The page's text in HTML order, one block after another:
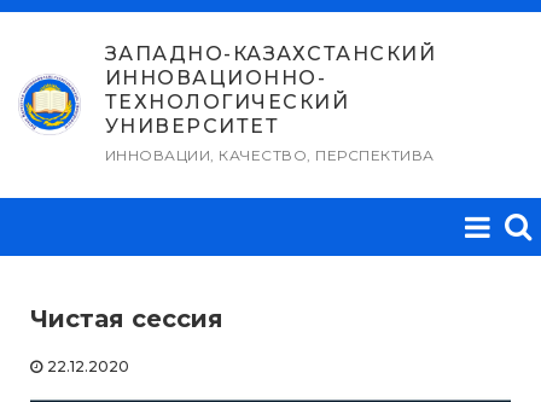
Перейти
содержимому
ЗАПАДНО-КАЗАХСТАНСКИЙ
ИННОВАЦИОННО-
ТЕХНОЛОГИЧЕСКИЙ
УНИВЕРСИТЕТ
ИННОВАЦИИ, КАЧЕСТВО, ПЕРСПЕКТИВА
Чистая сессия
22.12.2020